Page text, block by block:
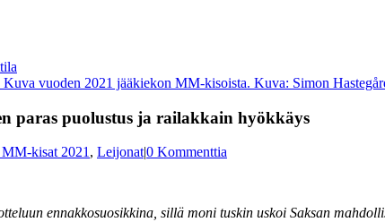
vuoden 2021 jääkiekon MM-kisoista. Kuva: Simon
paras puolustus ja railakkain hyökkäys
MM-kisat 2021, Leijonat|0 Kommenttia
ennakkosuosikkina, sillä moni tuskin uskoi Saksan